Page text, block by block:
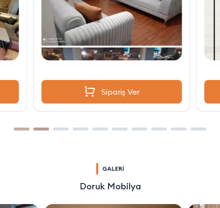
Sipariş Ver
GALERİ
Doruk Mobilya